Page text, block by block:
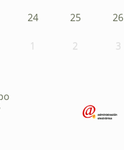
24 25 26
1 2 3